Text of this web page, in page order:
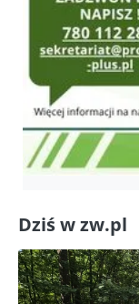
Dziś w zw.pl